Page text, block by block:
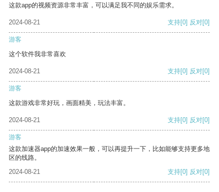
这款app的视频资源非常丰富，可以满足我不同的娱乐需求。
2024-08-21 支持[0] 反对[0]
游客
这个软件我非常喜欢
2024-08-21 支持[0] 反对[0]
游客
这款游戏非常好玩，画面精美，玩法丰富。
2024-08-21 支持[0] 反对[0]
游客
这款加速器app的加速效果一般，可以再提升一下，比如能够支持更多地
区的线路。
2024-08-21
支持[0] 反对[0]